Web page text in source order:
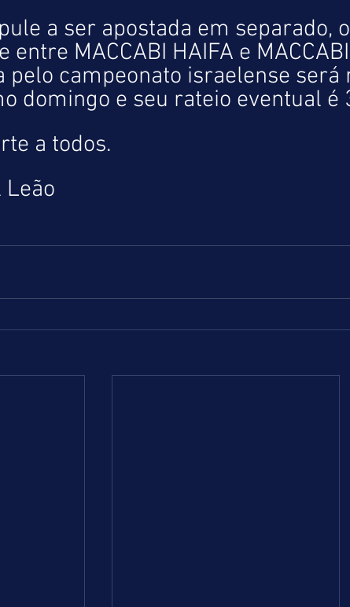
a ser apostada em separado,
entre MACCABI HAIFA e
pelo campeonato israelense será
domingo e seu rateio eventual é
a todos.